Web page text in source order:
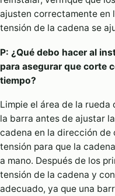
ajusten correctamente en
tensión de la cadena se
P: ¿Qué debo hacer al
para asegurar que corte
tiempo?
Limpie el área de la
la barra antes de ajustar
cadena en la dirección
tensión para que la
a mano. Después de los
tensión de la cadena y
adecuado, ya que una